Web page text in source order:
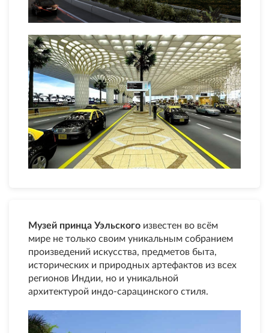
Музей принца Уэльского известен во всём
мире не только своим уникальным собранием
произведений искусства, предметов быта,
исторических и природных артефактов из всех
регионов Индии, но и уникальной
архитектурой индо-сарацинского стиля.